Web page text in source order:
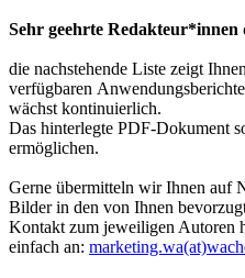
Sehr geehrte Redakteur*innen
die nachstehende Liste zeigt
verfügbaren
wächst kontinuierlich.
Das hinterlegte PDF-Dokument
ermöglichen.
Gerne übermitteln wir Ihnen auf
Bilder in den von Ihnen
Kontakt zum jeweiligen Autoren
einfach an: